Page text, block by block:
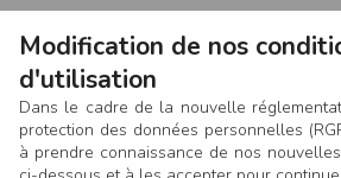
Modification de nos
d'utilisation
Dans le cadre de la nouvelle
protection des données personnelles
à prendre connaissance de nos